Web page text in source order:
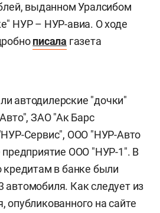
выданном Уралсибом
НУР – НУР-авиа. О ходе
писала газета
автодилерские "дочки"
ЗАО "Ак Барс
Сервис", ООО "НУР-Авто
предприятие ООО "НУР-1". В
кредитам в банке были
автомобиля. Как следует из
опубликованного на сайте